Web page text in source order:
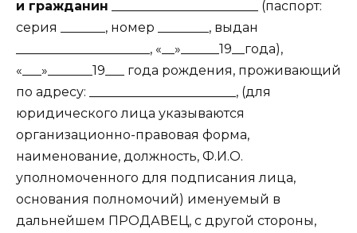
и гражданин _______________________ (паспорт:
серия _______, номер ________, выдан
_____________________, «__»______19__года),
«___»_______19___ года рождения, проживающий
по адресу: _______________________, (для
юридического лица указываются
организационно-правовая форма,
наименование, должность, Ф.И.О.
уполномоченного для подписания лица,
основания полномочий) именуемый в
дальнейшем ПРОДАВЕЦ, с другой стороны,